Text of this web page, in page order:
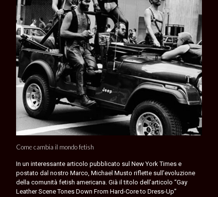
Come cambia il mondo fetish
In un interessante articolo pubblicato sul New York Times e
postato dal nostro Marco, Michael Musto riflette sull’evoluzione
della comunità fetish americana. Già il titolo dell’articolo “Gay
Leather Scene Tones Down From Hard-Core to Dress-Up”